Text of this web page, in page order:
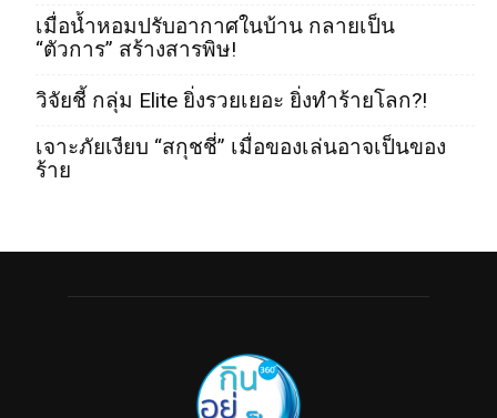
เมื่อน้ำหอมปรับอากาศในบ้าน กลายเป็น
“ตัวการ” สร้างสารพิษ!
วิจัยชี้ กลุ่ม Elite ยิ่งรวยเยอะ ยิ่งทำร้ายโลก?!
เจาะภัยเงียบ “สกุชชี่” เมื่อของเล่นอาจเป็นของ
ร้าย